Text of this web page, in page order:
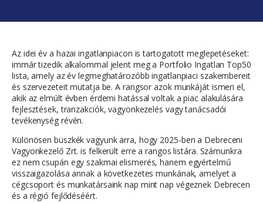
Az idei év a hazai ingatlanpiacon is tartogatott meglepetéseket:
immár tizedik alkalommal jelent meg a Portfolio Ingatlan Top50
lista, amely az év legmeghatározóbb ingatlanpiaci szakembereit
és szervezeteit mutatja be. A rangsor azok munkáját ismeri el,
akik az elmúlt évben érdemi hatással voltak a piac alakulására
fejlesztések, tranzakciók, vagyonkezelés vagy tanácsadói
tevékenység révén.
Különösen büszkék vagyunk arra, hogy 2025-ben a Debreceni
Vagyonkezelő Zrt. is felkerült erre a rangos listára. Számunkra
ez nem csupán egy szakmai elismerés, hanem egyértelmű
visszaigazolása annak a következetes munkának, amelyet a
cégcsoport és munkatársaink nap mint nap végeznek Debrecen
és a régió fejlődéséért.